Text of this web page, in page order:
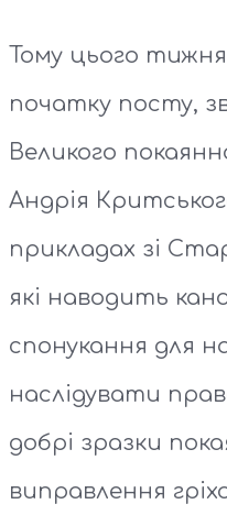
Тому цього тижня
початку посту,
Великого
Андрія
прикладах зі
які наводить
спонукання для
наслідувати
добрі зразки
виправлення